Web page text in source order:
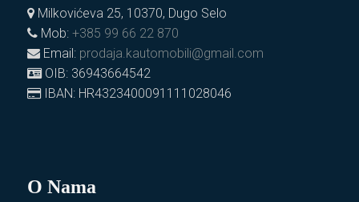
Milkovićeva 25, 10370, Dugo Selo
Mob: +385 99 66 22 870
Email: prodaja.kautomobili@gmail.com
OIB: 36943664542
IBAN: HR4323400091111028046
O Nama